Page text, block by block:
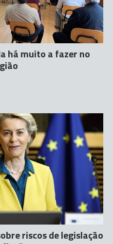
há muito a fazer no
riscos de legislação